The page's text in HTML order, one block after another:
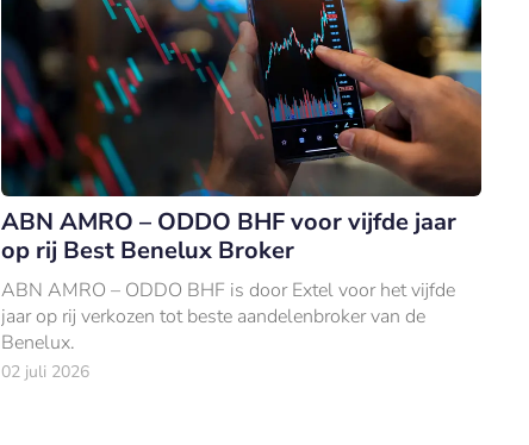
ABN AMRO – ODDO BHF voor vijfde jaar
op rij Best Benelux Broker
ABN AMRO – ODDO BHF is door Extel voor het vijfde
jaar op rij verkozen tot beste aandelenbroker van de
Benelux.
02 juli 2026